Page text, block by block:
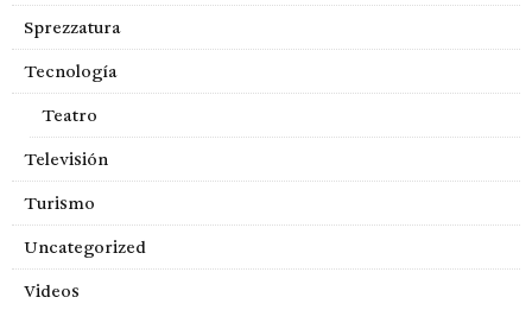
Sprezzatura
Tecnología
Teatro
Televisión
Turismo
Uncategorized
Videos